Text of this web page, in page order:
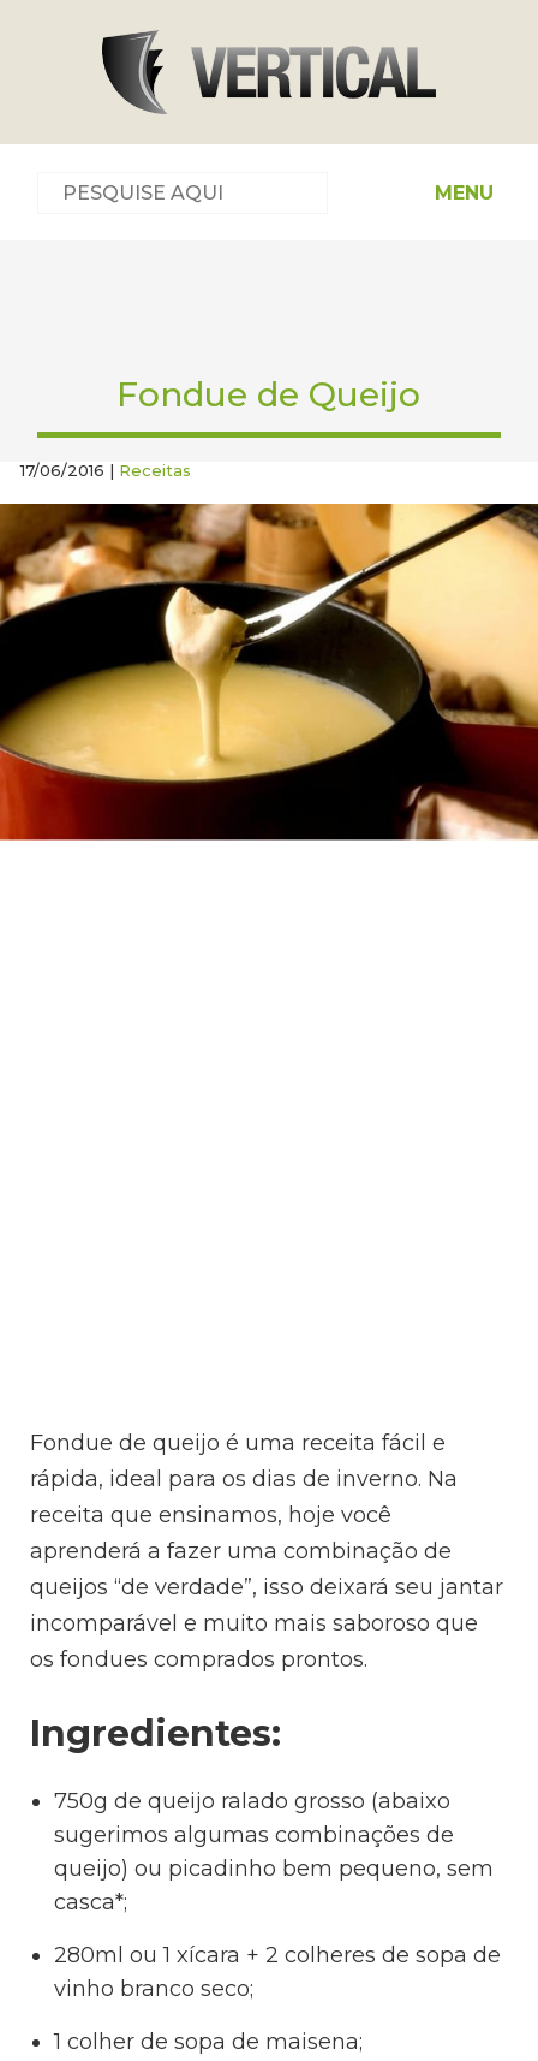
MENU
Fondue de Queijo
17/06/2016 | Receitas
Fondue de queijo é uma receita fácil e
rápida, ideal para os dias de inverno. Na
receita que ensinamos, hoje você
aprenderá a fazer uma combinação de
queijos “de verdade”, isso deixará seu jantar
incomparável e muito mais saboroso que
os fondues comprados prontos.
Ingredientes:
750g de queijo ralado grosso (abaixo
sugerimos algumas combinações de
queijo) ou picadinho bem pequeno, sem
casca*;
280ml ou 1 xícara + 2 colheres de sopa de
vinho branco seco;
1 colher de sopa de maisena;